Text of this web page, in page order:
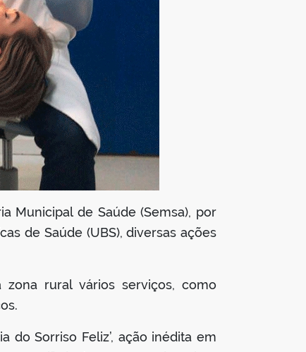
Municipal de Saúde (Semsa), por
de Saúde (UBS), diversas ações
rural vários serviços, como
do Sorriso Feliz’, ação inédita em